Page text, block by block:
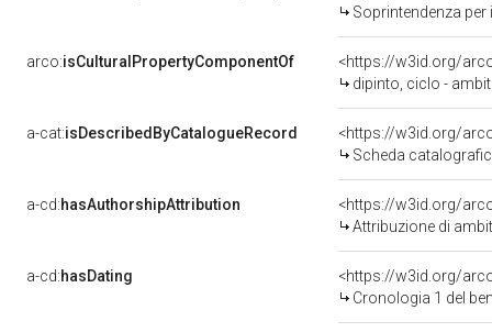
Soprintendenza per i
arco:isCulturalPropertyComponentOf
<https://w3id.org/
dipinto, ciclo -
a-cat:isDescribedByCatalogueRecord
<https://w3id.org/
Scheda
a-cd:hasAuthorshipAttribution
<https://w3id.org/
Attribuzione di
a-cd:hasDating
<https://w3id.org/
Cronologia 1 del